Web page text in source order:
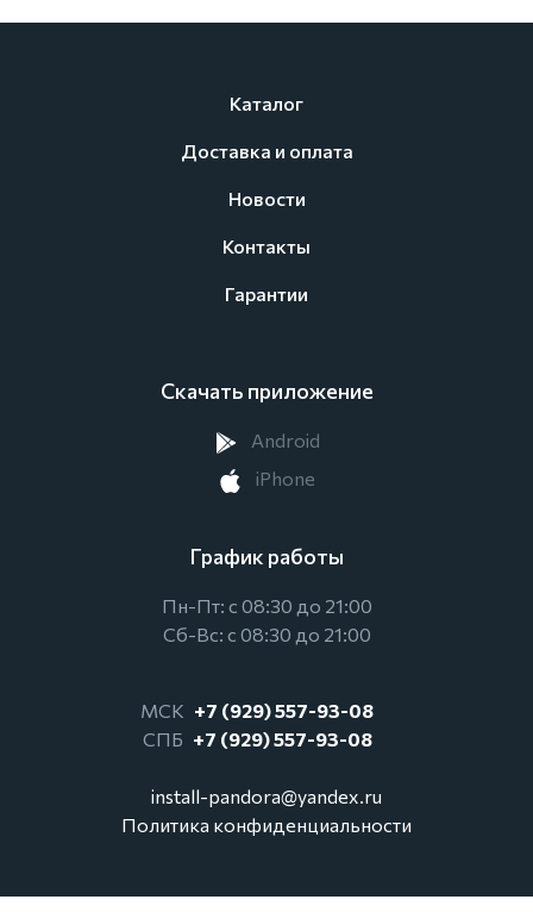
Каталог
Доставка и оплата
Новости
Контакты
Гарантии
Скачать приложение
Android
iPhone
График работы
Пн-Пт: с 08:30 до 21:00
Сб-Вс: с 08:30 до 21:00
МСК +7 (929) 557-93-08
СПБ +7 (929) 557-93-08
install-pandora@yandex.ru
Политика конфиденциальности